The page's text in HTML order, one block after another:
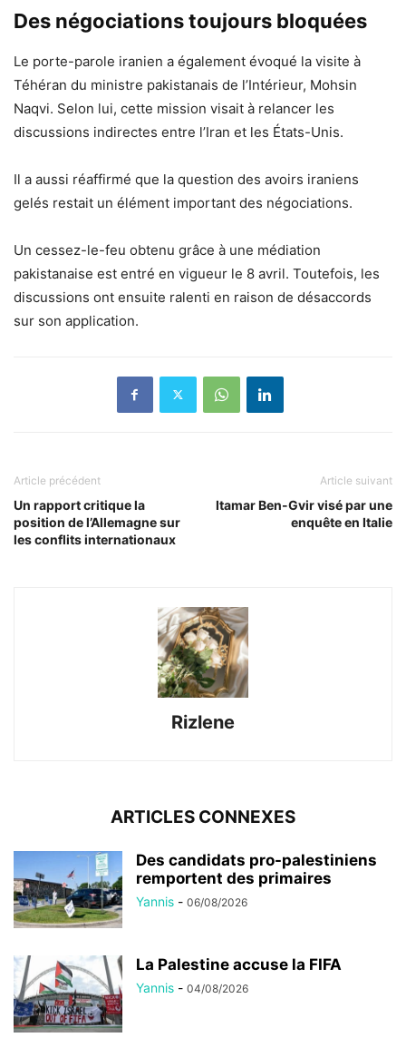
Des négociations toujours bloquées
Le porte-parole iranien a également évoqué la visite à
Téhéran du ministre pakistanais de l’Intérieur, Mohsin
Naqvi. Selon lui, cette mission visait à relancer les
discussions indirectes entre l’Iran et les États-Unis.
Il a aussi réaffirmé que la question des avoirs iraniens
gelés restait un élément important des négociations.
Un cessez-le-feu obtenu grâce à une médiation
pakistanaise est entré en vigueur le 8 avril. Toutefois, les
discussions ont ensuite ralenti en raison de désaccords
sur son application.
Article précédent
Un rapport critique la
position de l’Allemagne sur
les conflits internationaux
Article suivant
Itamar Ben-Gvir visé par une
enquête en Italie
Rizlene
ARTICLES CONNEXES
Des candidats pro-palestiniens
remportent des primaires
Yannis - 06/08/2026
La Palestine accuse la FIFA
Yannis - 04/08/2026